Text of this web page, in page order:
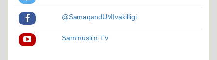
@SamaqandUMIvakilligi
Sammuslim.TV